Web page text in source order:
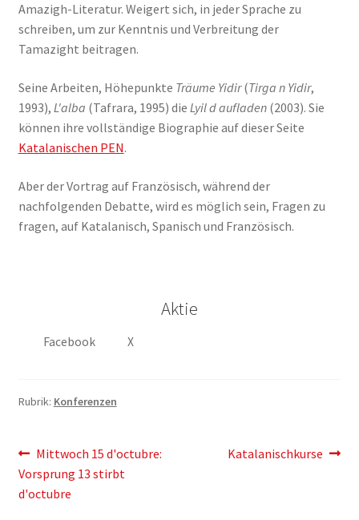
Amazigh-Literatur. Weigert sich, in jeder Sprache zu
schreiben, um zur Kenntnis und Verbreitung der
Tamazight beitragen.
Seine Arbeiten, Höhepunkte Träume Yidir(Tirga n Yidir,
1993), L'alba (Tafrara, 1995) die Lyil d aufladen(2003). Sie
können ihre vollständige Biographie auf dieser Seite
Katalanischen PEN.
Aber der Vortrag auf Französisch, während der
nachfolgenden Debatte, wird es möglich sein, Fragen zu
fragen, auf Katalanisch, Spanisch und Französisch.
Aktie
Facebook X
Rubrik: Konferenzen
Artikelnavigation
Vorherigen
Post:
Mittwoch 15 d'octubre:
Vorsprung 13 stirbt
d'octubre
Der
Katalanischkurse